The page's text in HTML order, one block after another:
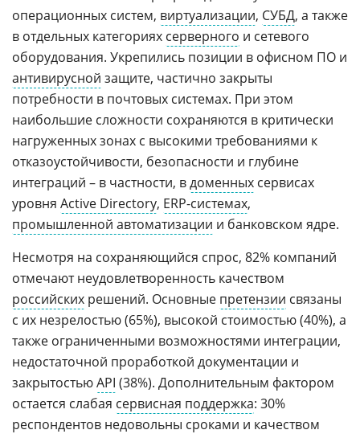
операционных систем, виртуализации, СУБД, а также
в отдельных категориях серверного и сетевого
оборудования. Укрепились позиции в офисном ПО и
антивирусной защите, частично закрыты
потребности в почтовых системах. При этом
наибольшие сложности сохраняются в критически
нагруженных зонах с высокими требованиями к
отказоустойчивости, безопасности и глубине
интеграций – в частности, вдоменных сервисах
уровня Active Directory, ERP-системах,
промышленной автоматизации и банковском ядре.
Несмотря на сохраняющийся спрос, 82% компаний
отмечают неудовлетворенность качеством
российских решений. Основные претензии связаны
с их незрелостью (65%), высокой стоимостью (40%), а
также ограниченными возможностями интеграции,
недостаточной проработкой документации и
закрытостьюAPI (38%). Дополнительным фактором
остается слабая сервисная поддержка: 30%
респондентов недовольны сроками и качеством